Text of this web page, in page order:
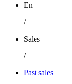
En
/
Sales
/
Past sales